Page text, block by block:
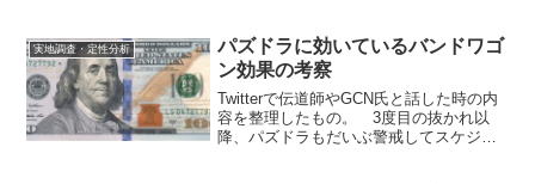
来ればと思います。#スマイルゼミ #幼児
コース スマイ...
実地調査・定性分析
パズドラに効いているバンドワゴ
ン効果の考察
Twitterで伝道師やGCN氏と話した時の内
容を整理したもの。 3度目の抜かれ以
降、パズドラもだいぶ警戒してスケジュ